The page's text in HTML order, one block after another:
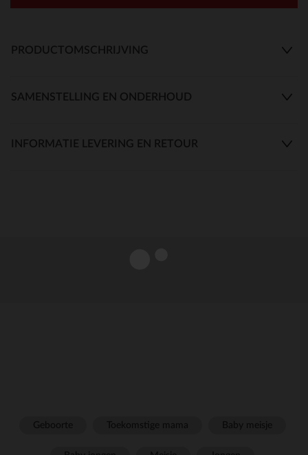
PRODUCTOMSCHRIJVING
SAMENSTELLING EN ONDERHOUD
INFORMATIE LEVERING EN RETOUR